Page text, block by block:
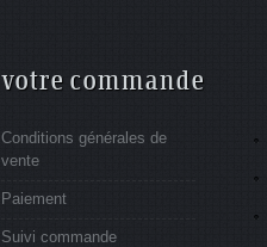
votre commande
Conditions générales de
vente
Paiement
Suivi commande